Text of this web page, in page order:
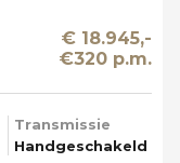
€ 18.945,-
€320 p.m.
Transmissie
Handgeschakeld